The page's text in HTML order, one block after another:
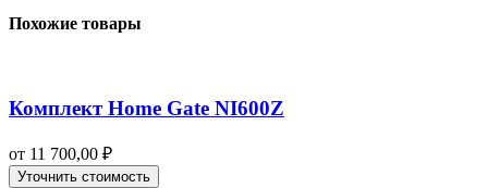
Похожие товары
Комплект Home Gate NI600Z
от 11 700,00 ₽
Уточнить стоимость